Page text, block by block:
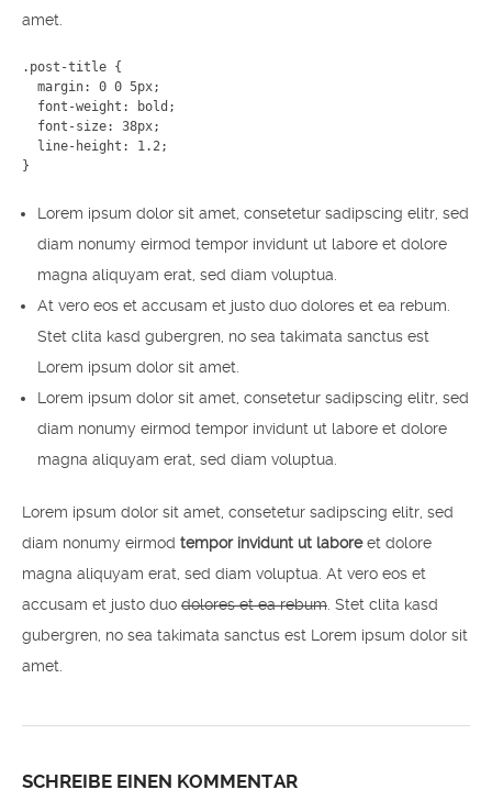
amet.
.post-title {
  margin: 0 0 5px;
  font-weight: bold;
  font-size: 38px;
  line-height: 1.2;
}
Lorem ipsum dolor sit amet, consetetur sadipscing elitr, sed
diam nonumy eirmod tempor invidunt ut labore et dolore
magna aliquyam erat, sed diam voluptua.
At vero eos et accusam et justo duo dolores et ea rebum.
Stet clita kasd gubergren, no sea takimata sanctus est
Lorem ipsum dolor sit amet.
Lorem ipsum dolor sit amet, consetetur sadipscing elitr, sed
diam nonumy eirmod tempor invidunt ut labore et dolore
magna aliquyam erat, sed diam voluptua.
Lorem ipsum dolor sit amet, consetetur sadipscing elitr, sed
diam nonumy eirmod tempor invidunt ut laboreet dolore
magna aliquyam erat, sed diam voluptua. At vero eos et
accusam et justo duo dolores et ea rebum . Stet clita kasd
gubergren, no sea takimata sanctus est Lorem ipsum dolor sit
amet.
SCHREIBE EINEN KOMMENTAR